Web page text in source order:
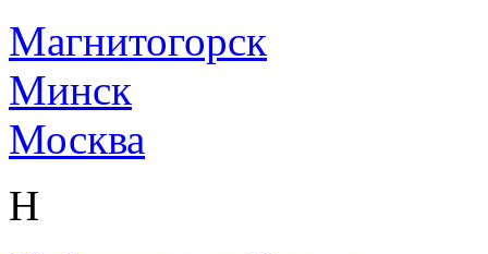
Магнитогорск
Минск
Москва
Н